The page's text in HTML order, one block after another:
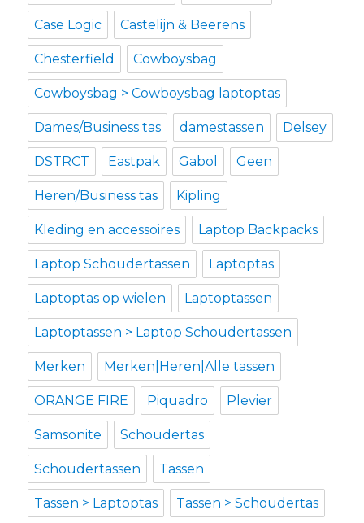
Case Logic Castelijn & Beerens
Chesterfield Cowboysbag
Cowboysbag > Cowboysbag laptoptas
Dames/Business tas damestassen Delsey
DSTRCT Eastpak Gabol Geen
Heren/Business tas Kipling
Kleding en accessoires Laptop Backpacks
Laptop Schoudertassen Laptoptas
Laptoptas op wielen Laptoptassen
Laptoptassen > Laptop Schoudertassen
Merken Merken|Heren|Alle tassen
ORANGE FIRE Piquadro Plevier
Samsonite Schoudertas
Schoudertassen Tassen
Tassen > Laptoptas Tassen > Schoudertas